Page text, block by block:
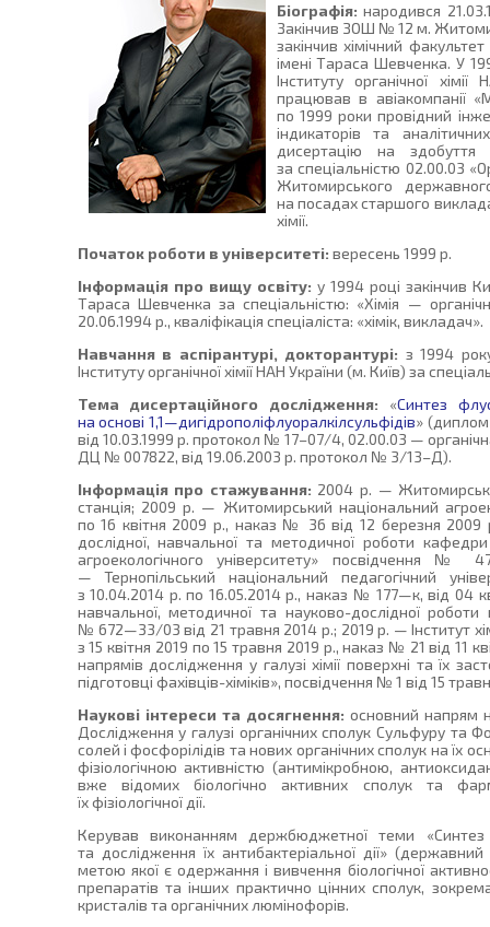
Біографія: народився
Закінчив ЗОШ № 12 м.
закінчив хімічний
імені Тараса Шевченка. У
Інституту органічної
працював в авіакомпанії
по 1999 роки провідний
індикаторів та
дисертацію на здобуття
за спеціальністю 02.00.03
Житомирського
на посадах старшого
хімії.
Початок роботи в університеті: вересень 1999 р.
Інформація про вищу освіту: у 1994 році закінчив
Тараса Шевченка за спеціальністю: «Хімія —
20.06.1994 р., кваліфікація спеціаліста: «хімік, викладач».
Навчання в аспірантурі, докторантурі: з 1994
Інституту органічної хімії НАН України (м. Київ) за
Тема дисертаційного дослідження: «Синтез
на основі 1,1—дигідрополіфлуоралкілсульфідів»
від 10.03.1999 р. протокол № 17–07/4, 02.00.03 —
ДЦ № 007822, від 19.06.2003 р. протокол № 3/13–Д).
Інформація про стажування: 2004 р. — Житомирська
станція; 2009 р. — Житомирський національний
по 16 квітня 2009 р., наказ № 36 від 12 березня 2009
дослідної, навчальної та методичної роботи
агроекологічного університету» посвідчення
— Тернопільський національний педагогічний
з 10.04.2014 р. по 16.05.2014 р., наказ № 177—к, від 04
навчальної, методичної та науково-дослідної
№ 672—33/03 від 21 травня 2014 р.; 2019 р. — Інститут
з 15 квітня 2019 по 15 травня 2019 р., наказ № 21 від 11
напрямів дослідження у галузі хімії поверхні та їх
підготовці фахівців-хіміків», посвідчення № 1 від 15
Наукові інтереси та досягнення: основний напрям
Дослідження у галузі органічних сполук Сульфуру та
солей і фосфорілідів та нових органічних сполук на їх
фізіологічною активністю (антимікробною,
вже відомих біологічно активних сполук та
їх фізіологічної дії.
Керував виконанням держбюджетної теми «Синтез
та дослідження їх антибактеріальної дії»
метою якої є одержання і вивчення біологічної
препаратів та інших практично цінних сполук,
кристалів та органічних люмінофорів.